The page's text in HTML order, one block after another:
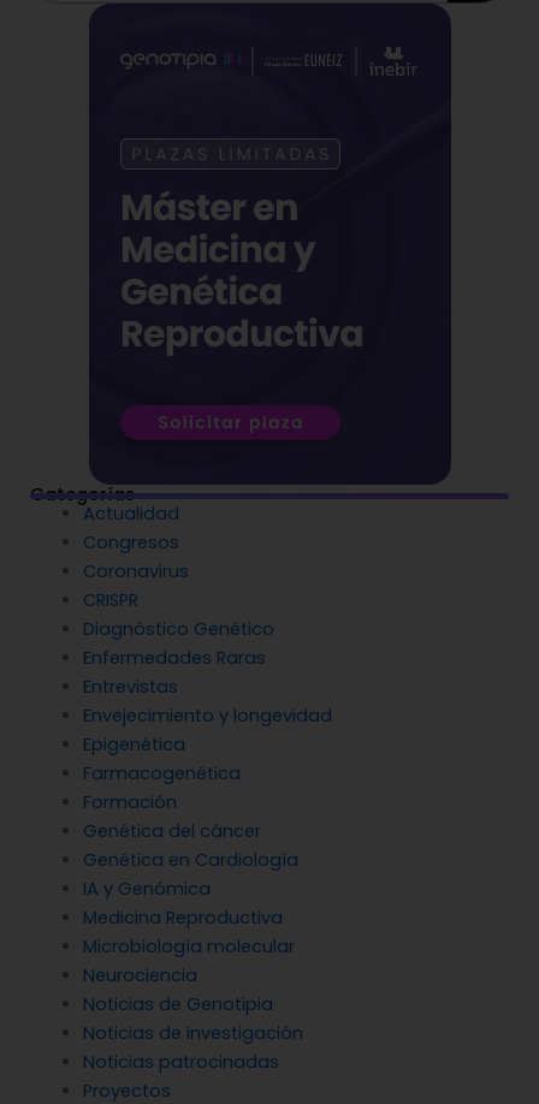
Categorías
Actualidad
Congresos
Coronavirus
CRISPR
Diagnóstico Genético
Enfermedades Raras
Entrevistas
Envejecimiento y longevidad
Epigenética
Farmacogenética
Formación
Genética del cáncer
Genética en Cardiología
IA y Genómica
Medicina Reproductiva
Microbiología molecular
Neurociencia
Noticias de Genotipia
Noticias de investigación
Noticias patrocinadas
Proyectos